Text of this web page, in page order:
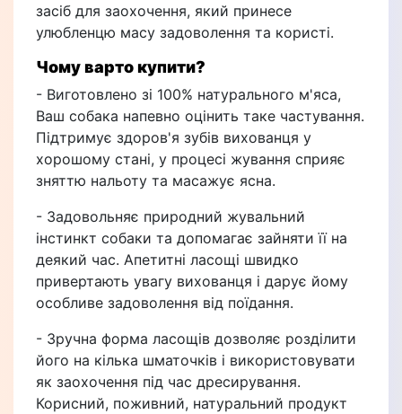
засіб для заохочення, який принесе
улюбленцю масу задоволення та користі.
Чому варто купити?
- Виготовлено зі 100% натурального м'яса,
Ваш собака напевно оцінить таке частування.
Підтримує здоров'я зубів вихованця у
хорошому стані, у процесі жування сприяє
зняттю нальоту та масажує ясна.
- Задовольняє природний жувальний
інстинкт собаки та допомагає зайняти її на
деякий час. Апетитні ласощі швидко
привертають увагу вихованця і дарує йому
особливе задоволення від поїдання.
- Зручна форма ласощів дозволяє розділити
його на кілька шматочків і використовувати
як заохочення під час дресирування.
Корисний, поживний, натуральний продукт